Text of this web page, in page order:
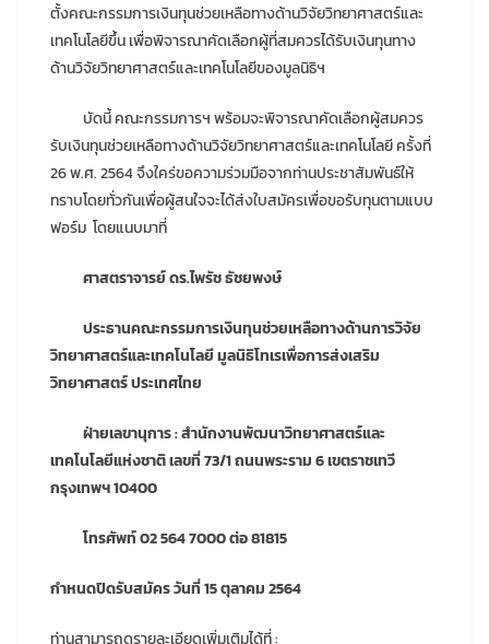
ตั้งคณะกรรมการเงินทุนช่วยเหลือทางด้านวิจัยวิทยาศาสตร์และ
เทคโนโลยีขึ้น เพื่อพิจารณาคัดเลือกผู้ที่สมควรได้รับเงินทุนทาง
ด้านวิจัยวิทยาศาสตร์และเทคโนโลยีของมูลนิธิฯ
บัดนี้ คณะกรรมการฯ พร้อมจะพิจารณาคัดเลือกผู้สมควร
รับเงินทุนช่วยเหลือทางด้านวิจัยวิทยาศาสตร์และเทคโนโลยี ครั้งที่
26 พ.ศ. 2564 จึงใคร่ขอความร่วมมือจากท่านประชาสัมพันธ์ให้
ทราบโดยทั่วกันเพื่อผู้สนใจจะได้ส่งใบสมัครเพื่อขอรับทุนตามแบบ
ฟอร์ม โดยแนบมาที่
ศาสตราจารย์ ดร.ไพรัช ธัชยพงษ์
ประธานคณะกรรมการเงินทุนช่วยเหลือทางด้านการวิจัย
วิทยาศาสตร์และเทคโนโลยี มูลนิธิโทเรเพื่อการส่งเสริม
วิทยาศาสตร์ ประเทศไทย
ฝ่ายเลขานุการ: สำนักงานพัฒนาวิทยาศาสตร์และ
เทคโนโลยีแห่งชาติ เลขที่ 73/1 ถนนพระราม 6 เขตราชเทวี
กรุงเทพฯ 10400
โทรศัพท์ 02 564 7000 ต่อ 81815
กำหนดปิดรับสมัคร วันที่ 15 ตุลาคม 2564
ท่านสามารถดูรายละเอียดเพิ่มเติมได้ที่ :